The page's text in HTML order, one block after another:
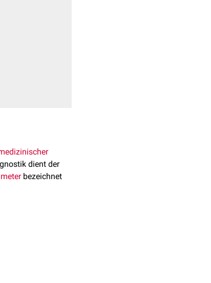
dient der
bezeichnet